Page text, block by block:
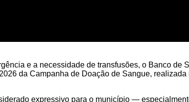
e a necessidade de transfusões, o Banco de
da Campanha de Doação de Sangue,
expressivo para o município —